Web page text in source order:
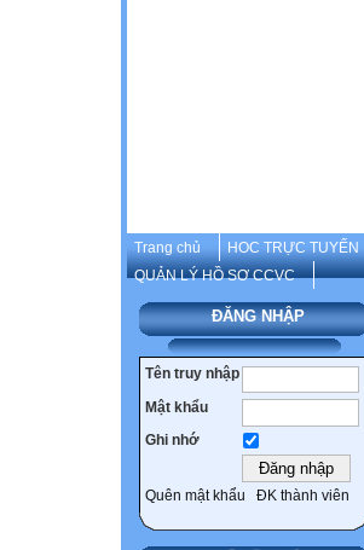
Trang chủ HOC TRỰC TUYẾN
QUẢN LÝ HỒ SƠ CCVC
ĐĂNG NHẬP
Tên truy nhập
Mật khẩu
Ghi nhớ
Quên mật khẩu ĐK thành viên